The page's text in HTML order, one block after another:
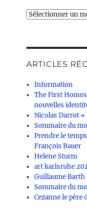
Archives
ARTICLES
Information
The First
nouvelles
Nicolas Darrot «
Sommaire du
Prendre le
François Bauer
Helene Sturm
art karlsruhe
Guillaume Barth
Sommaire du
Cezanne le père